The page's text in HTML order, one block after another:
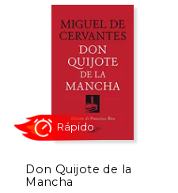
15%
dcto.
Don Quijote de la
Mancha